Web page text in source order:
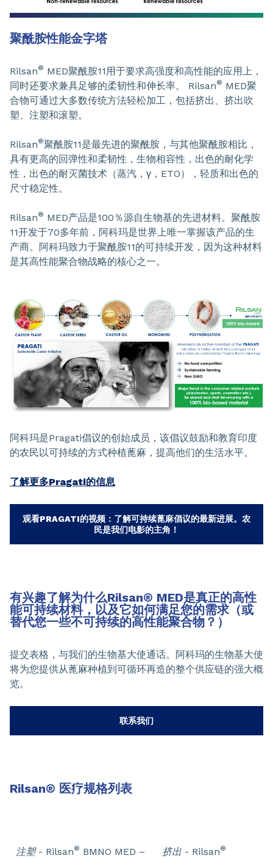
聚酰胺性能金字塔
Rilsan® MED聚酰胺11用于要求高强度和高性能的应用上，
同时还要求兼具足够的柔韧性和伸长率。 Rilsan® MED聚
合物可通过大多数传统方法轻松加工，包括挤出、挤出吹
塑、注塑和滚塑。
Rilsan®聚酰胺11是最先进的聚酰胺，与其他聚酰胺相比，
具有更高的回弹性和柔韧性，生物相容性，出色的耐化学
性，出色的耐灭菌技术（蒸汽，γ，ETO），轻质和出色的
尺寸稳定性。
Rilsan® MED产品是100％源自生物基的先进材料。聚酰胺
11开发于70多年前，阿科玛是世界上唯一掌握该产品的生
产商。阿科玛致力于聚酰胺11的可持续开发，因为这种材料
是其高性能聚合物战略的核心之一。
阿科玛是Pragati倡议的创始成员，该倡议鼓励和教育印度
的农民以可持续的方式种植蓖麻，提高他们的生活水平。
了解更多Pragati的信息
观看PRAGATI的视频：了解可持续蓖麻倡议的最新进展。农
民是我们电影的主角！
有兴趣了解为什么Rilsan® MED是真正的高性
能可持续材料，以及它如何满足您的需求（或
替代您一些不可持续的高性能聚合物？）
提交表格，与我们的生物基大使通话。阿科玛的生物基大使
将为您提供从蓖麻种植到可循环再造的整个供应链的强大概
览。
联系我们
Rilsan® 医疗规格列表
注塑- Rilsan® BMNO MED –
挤出 - Rilsan®